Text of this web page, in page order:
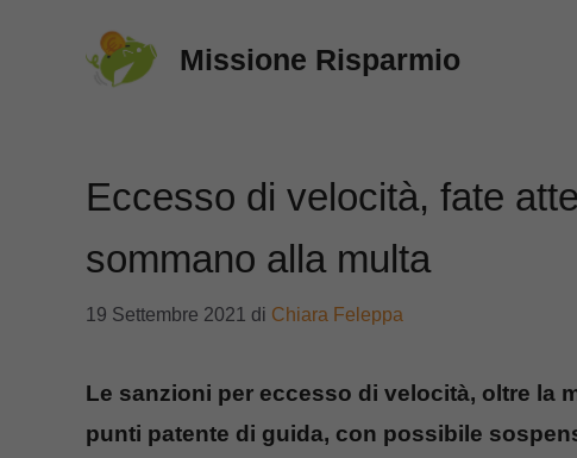
Missione Risparmio
Eccesso di velocità, fate
sommano alla multa
19 Settembre 2021 di Chiara Feleppa
Le sanzioni per eccesso di velocità, oltre la
punti patente di guida, con possibile